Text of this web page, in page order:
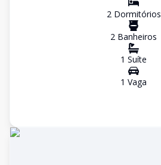
2Dormitórios
2 Banheiros
1 Suíte
1 Vaga